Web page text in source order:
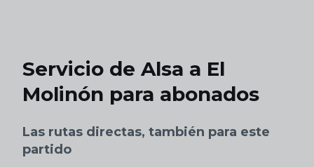
Servicio de Alsa a El
Molinón para abonados
Las rutas directas, también para este
partido